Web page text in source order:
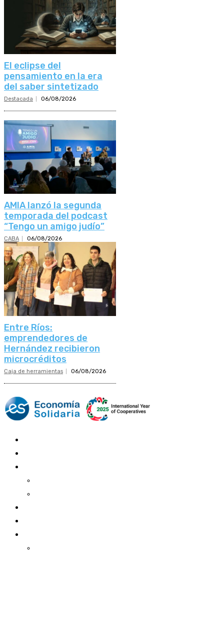
El eclipse del
pensamiento en la era
del saber sintetizado
Destacada 06/08/2026
AMIA lanzó la segunda
temporada del podcast
“Tengo un amigo judío”
CABA 06/08/2026
Entre Ríos:
emprendedores de
Hernández recibieron
microcréditos
Caja de herramientas 06/08/2026